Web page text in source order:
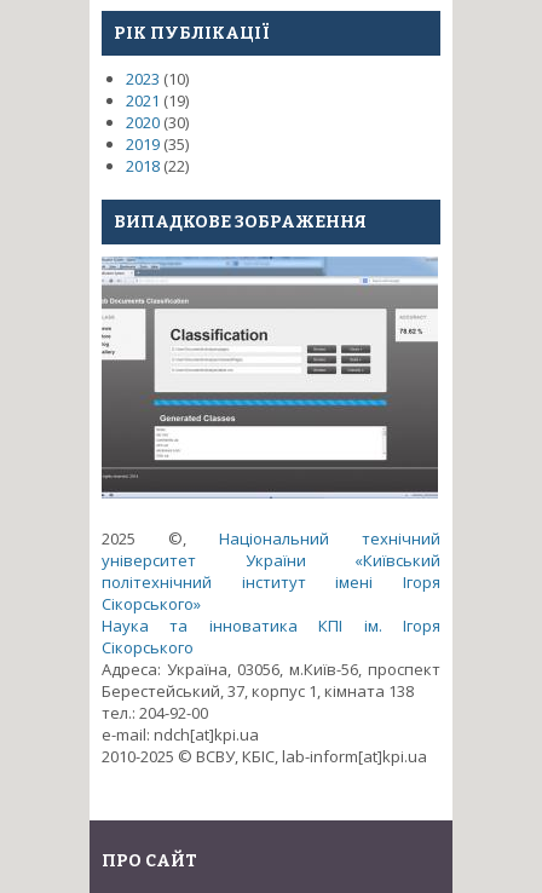
РІК ПУБЛІКАЦІЇ
2023 (10)
2021 (19)
2020 (30)
2019 (35)
2018 (22)
ВИПАДКОВЕ ЗОБРАЖЕННЯ
2025 ©, Національний технічний
університет України «Київський
політехнічний інститут імені Ігоря
Сікорського»
Наука та інноватика КПІ ім. Ігоря
Сікорського
Адреса: Україна, 03056, м.Київ-56, проспект
Берестейський, 37, корпус 1, кімната 138
тел.: 204-92-00
e-mail: ndch[at]kpi.ua
2010-2025 © ВСВУ, КБІС, lab-inform[at]kpi.ua
ПРО САЙТ